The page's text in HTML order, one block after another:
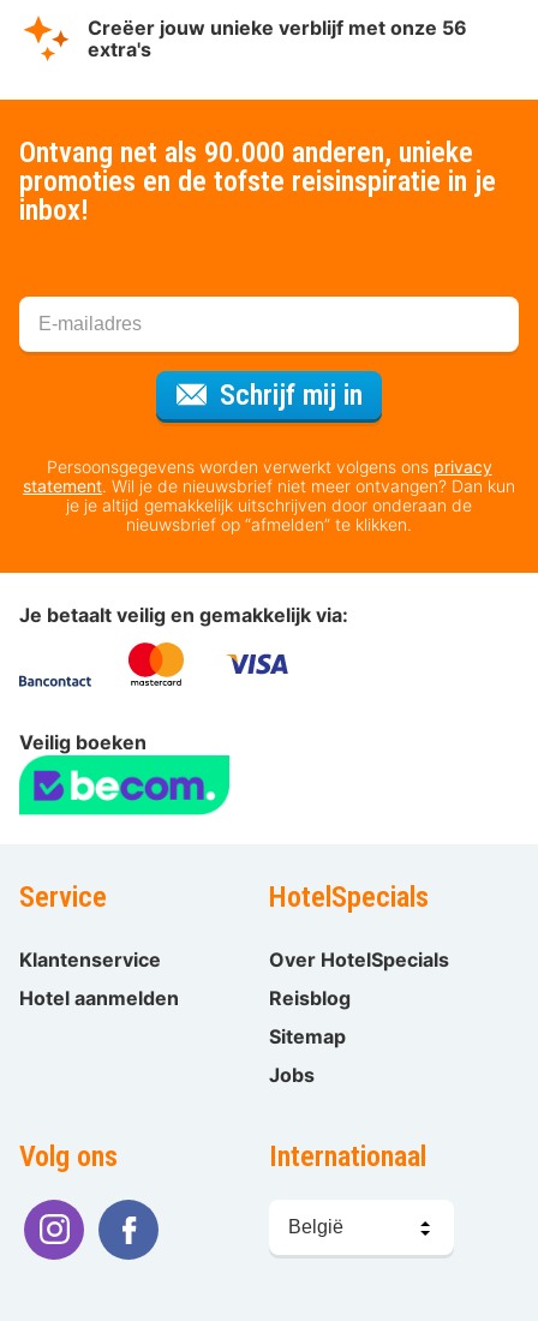
Creëer jouw unieke verblijf met onze 56
extra's
Ontvang net als 90.000 anderen, unieke
promoties en de tofste reisinspiratie in je
inbox!
Schrijf mij in
Persoonsgegevens worden verwerkt volgens ons privacy
statement. Wil je de nieuwsbrief niet meer ontvangen? Dan kun
je je altijd gemakkelijk uitschrijven door onderaan de
nieuwsbrief op “afmelden” te klikken.
Je betaalt veilig en gemakkelijk via:
Veilig boeken
Service
Klantenservice
Hotel aanmelden
HotelSpecials
Over HotelSpecials
Reisblog
Sitemap
Jobs
Volg ons Internationaal
kiezen